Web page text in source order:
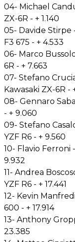
04- Michael
ZX-6R - + 1.140
05- Davide Stirpe
F3 675 - + 4.533
06- Marco
6R - + 7.663
07- Stefano
Kawasaki ZX-6R -
08- Gennaro
- + 9.060
09- Stefano
YZF R6 - + 9.560
10- Flavio Ferroni
9.932
11- Andrea
YZF R6 - + 17.441
12- Kevin
600 - + 17.914
13- Anthony
23.385